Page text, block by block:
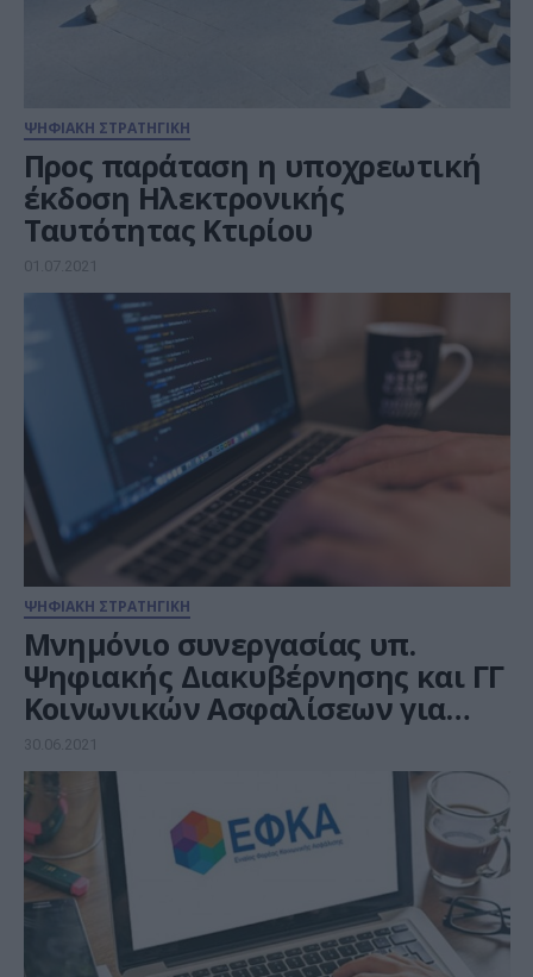
ΨΗΦΙΑΚΗ ΣΤΡΑΤΗΓΙΚΗ
Προς παράταση η υποχρεωτική
έκδοση Ηλεκτρονικής
Tαυτότητας Κτιρίου
01.07.2021
ΨΗΦΙΑΚΗ ΣΤΡΑΤΗΓΙΚΗ
Μνημόνιο συνεργασίας υπ.
Ψηφιακής Διακυβέρνησης και ΓΓ
Κοινωνικών Ασφαλίσεων για
ψηφιοποίηση διαδικασιών
30.06.2021